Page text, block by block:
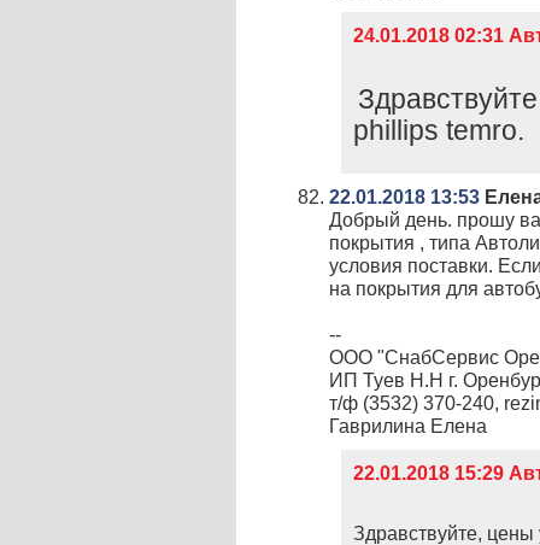
24.01.2018 02:31
phillips temro.
22.01.2018 13:53
Добрый день. прошу
покрытия , типа
условия поставки.
на покрытия для
--
ООО "СнабСервис
ИП Туев Н.Н г.
т/ф (3532) 370-240,
Гаврилина Елена
22.01.2018 15:29
Здравствуйте,